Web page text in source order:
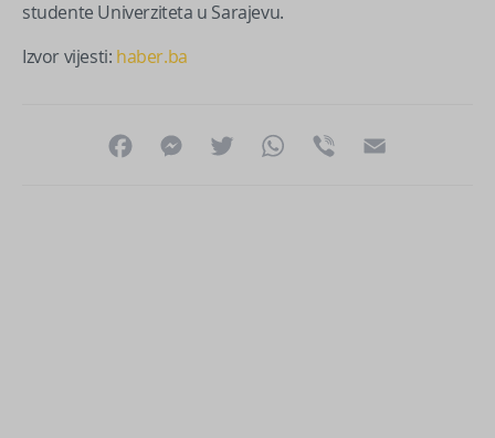
studente Univerziteta u Sarajevu.
Izvor vijesti: haber.ba
FacebookMessenger
Twitter WhatsApp
Viber